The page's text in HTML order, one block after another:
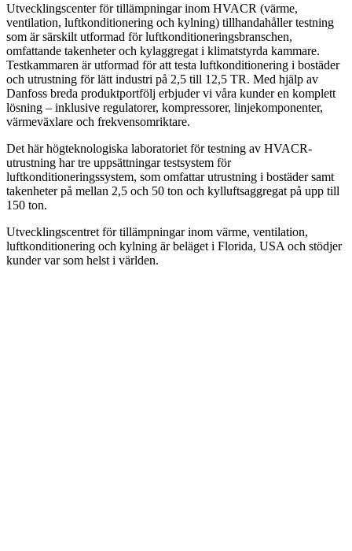
Utvecklingscenter för tillämpningar inom HVACR (värme,
ventilation, luftkonditionering och kylning) tillhandahåller testning
som är särskilt utformad för luftkonditioneringsbranschen,
omfattande takenheter och kylaggregat i klimatstyrda kammare.
Testkammaren är utformad för att testa luftkonditionering i bostäder
och utrustning för lätt industri på 2,5 till 12,5 TR. Med hjälp av
Danfoss breda produktportfölj erbjuder vi våra kunder en komplett
lösning – inklusive regulatorer, kompressorer, linjekomponenter,
värmeväxlare och frekvensomriktare.
Det här högteknologiska laboratoriet för testning av HVACR-
utrustning har tre uppsättningar testsystem för
luftkonditioneringssystem, som omfattar utrustning i bostäder samt
takenheter på mellan 2,5 och 50 ton och kylluftsaggregat på upp till
150 ton.
Utvecklingscentret för tillämpningar inom värme, ventilation,
luftkonditionering och kylning är beläget i Florida, USA och stödjer
kunder var som helst i världen.